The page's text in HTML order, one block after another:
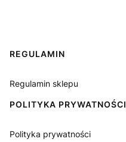
Linki w stopce
REGULAMIN
Regulamin sklepu
POLITYKA PRYWATNOŚCI
Polityka prywatności